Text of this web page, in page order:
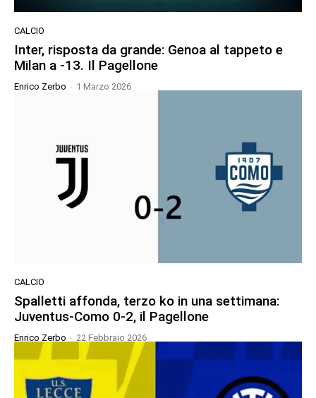
CALCIO
Inter, risposta da grande: Genoa al tappeto e
Milan a -13. Il Pagellone
Enrico Zerbo - 1 Marzo 2026
CALCIO
Spalletti affonda, terzo ko in una settimana:
Juventus-Como 0-2, il Pagellone
Enrico Zerbo - 22 Febbraio 2026